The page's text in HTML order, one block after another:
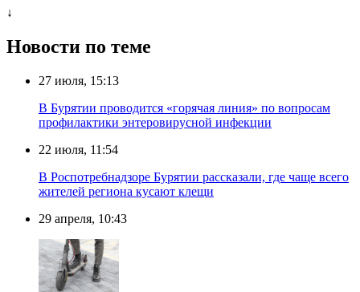
↓
Новости по теме
27 июля, 15:13
В Бурятии проводится «горячая линия» по вопросам
профилактики энтеровирусной инфекции
22 июля, 11:54
В Роспотребнадзоре Бурятии рассказали, где чаще всего
жителей региона кусают клещи
29 апреля, 10:43